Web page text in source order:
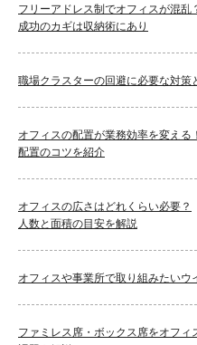
フリーアドレス制でオフィスが混乱
成功のカギは収納術にあり
職場クラスターの回避に必要な対
オフィスの配置が業務効率を変え
配置のコツを紹介
オフィスの広さはどれくらい必要？
人数と面積の目安を解説
オフィスや事業所で取り組みたいウ
ファミレス席・ボックス席をオフ